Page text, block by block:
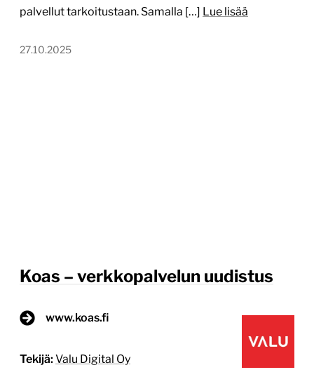
palvellut tarkoitustaan. Samalla […] Lue lisää
27.10.2025
Koas – verkkopalvelun uudistus
www.koas.fi
Tekijä: Valu Digital Oy